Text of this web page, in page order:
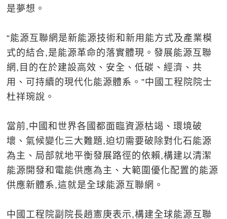
是夢想。
“能源互聯網是新能源技術和新用能方式及產業模
式的結合,是能源革命的落實體現。發展能源互聯
網,目的在於建設高效、安全、低碳、經濟、共
用、可持續的現代化能源體系。”中國工程院院士
杜祥琬說。
當前,中國和世界各國都面臨資源枯竭、環境破
壞、氣候變化三大難題,迫切需要破除對化石能源
為主、局部就地平衡發展路徑的依賴,構建以清潔
能源開發和電能供應為主、大範圍優化配置的能源
供應新體系,這就是全球能源互聯網。
中國工程院副院長趙憲庚表示,構建全球能源互聯